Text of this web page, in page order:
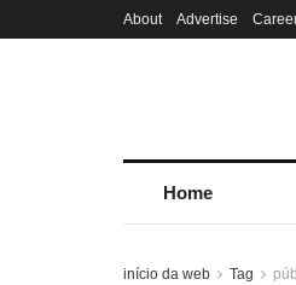
About Advertise
Home
início da web Tag